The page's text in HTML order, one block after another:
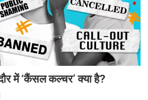
में ‘कैंसल कल्चर’ क्या है?